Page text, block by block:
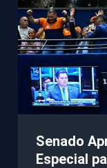
Senado
Especial